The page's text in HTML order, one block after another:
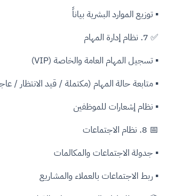
▪ توزيع الموارد البشرية بياناً
✅ 7. نظام إدارة المهام
▪ تسجيل المهام العامة والخاصة (VIP)
▪ متابعة حالة المهام (مكتملة / قيد الانتظار /
▪ نظام إشعارات للموظفين
📅 8. نظام الاجتماعات
▪ جدولة الاجتماعات والمكالمات
▪ ربط الاجتماعات بالعملاء والمشاريع